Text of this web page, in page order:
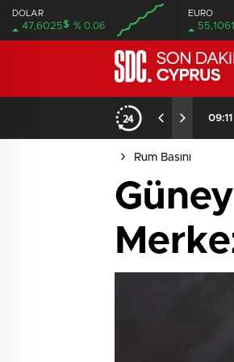
DOLAR
47,6025$ % 0.06
EURO
55,1061
09:11
Rum Basını